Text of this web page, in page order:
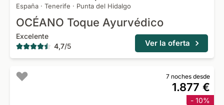
España · Tenerife · Punta del Hidalgo
OCÉANO Toque Ayurvédico
Excelente
4,7/5 Ver la oferta
7 noches desde
1.877 €
- 10%